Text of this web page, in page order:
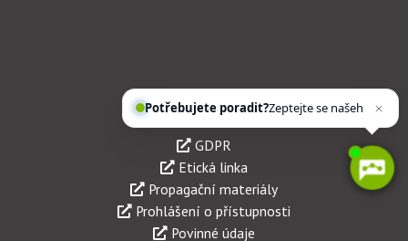
Důležité odkazy
GDPR
Etická linka
Propagační materiály
Prohlášení o přístupnosti
Povinné údaje
Potřebujete poradit?Zeptejte se našeho asist